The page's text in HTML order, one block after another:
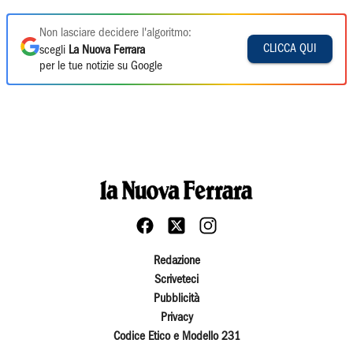
Non lasciare decidere l'algoritmo:
scegli La Nuova Ferrara
per le tue notizie su Google
CLICCA QUI
Redazione
Scriveteci
Pubblicità
Privacy
Codice Etico e Modello 231